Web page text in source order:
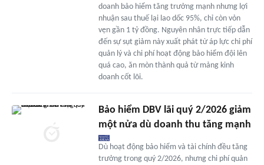
doanh bảo hiểm tăng trưởng mạnh nhưng lợi
nhuận sau thuế lại lao dốc 95%, chỉ còn vỏn
vẹn gần 1 tỷ đồng. Nguyên nhân trực tiếp dẫn
đến sự sụt giảm này xuất phát từ áp lực chi phí
quản lý và chi phí hoạt động bảo hiểm đội lên
quá cao, ăn mòn thành quả từ mảng kinh
doanh cốt lõi.
Bảo hiểm DBV lãi quý 2/2026 giảm
một nửa dù doanh thu tăng mạnh
Dù hoạt động bảo hiểm và tài chính đều tăng
trưởng trong quý 2/2026, nhưng chi phí quản